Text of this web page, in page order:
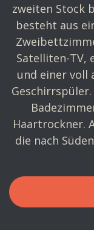
zweiten Stock
besteht aus
Satelliten-TV,
und einer voll
Haartrockner.
die nach